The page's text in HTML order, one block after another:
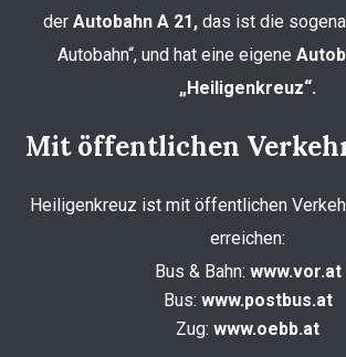
der Autobahn A 21, das ist die
Autobahn“, und hat eine eigene
„Heiligenkreuz“.
Mit öffentlichen
Heiligenkreuz ist mit öffentlichen
erreichen:
Bus & Bahn: www.vor.at
Bus: www.postbus.at
Zug: www.oebb.at